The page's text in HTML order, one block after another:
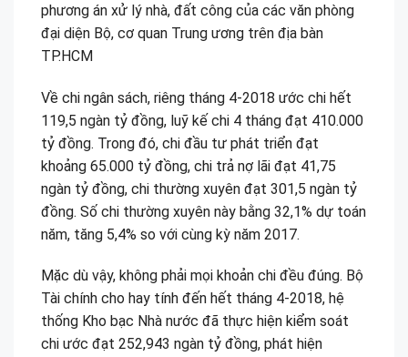
phương án xử lý nhà, đất công của các văn phòng
đại diện Bộ, cơ quan Trung ương trên địa bàn
TP.HCM
Về chi ngân sách, riêng tháng 4-2018 ước chi hết
119,5 ngàn tỷ đồng, luỹ kế chi 4 tháng đạt 410.000
tỷ đồng. Trong đó, chi đầu tư phát triển đạt
khoảng 65.000 tỷ đồng, chi trả nợ lãi đạt 41,75
ngàn tỷ đồng, chi thường xuyên đạt 301,5 ngàn tỷ
đồng. Số chi thường xuyên này bằng 32,1% dự toán
năm, tăng 5,4% so với cùng kỳ năm 2017.
Mặc dù vậy, không phải mọi khoản chi đều đúng. Bộ
Tài chính cho hay tính đến hết tháng 4-2018, hệ
thống Kho bạc Nhà nước đã thực hiện kiểm soát
chi ước đạt 252,943 ngàn tỷ đồng, phát hiện